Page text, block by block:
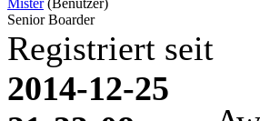
Mister (Benutzer)
Senior Boarder
Registriert seit
2014-12-25